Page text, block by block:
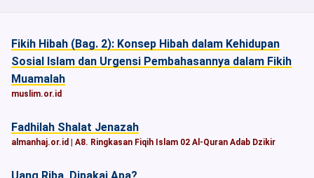
Fikih Hibah (Bag. 2): Konsep Hibah dalam Kehidupan
Sosial Islam dan Urgensi Pembahasannya dalam Fikih
Muamalah
muslim.or.id
Fadhilah Shalat Jenazah
almanhaj.or.id A8. Ringkasan Fiqih Islam 02 Al-Quran Adab Dzikir